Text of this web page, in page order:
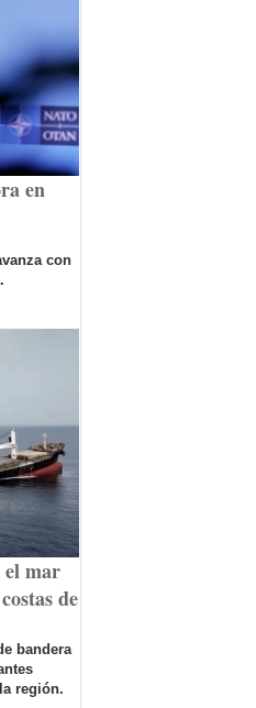
en
con
el mar
de
bandera
región.